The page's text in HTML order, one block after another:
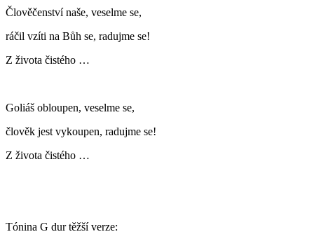
Člověčenství naše, veselme se,
ráčil vzíti na Bůh se, radujme se!
Z života čistého …
Goliáš obloupen, veselme se,
člověk jest vykoupen, radujme se!
Z života čistého …
Tónina G dur těžší verze: